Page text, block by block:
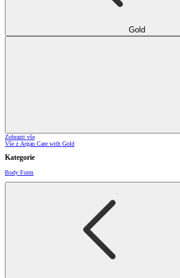
Gold
Zobrazit vše
Vše z Argan Care with Gold
Kategorie
Body Form